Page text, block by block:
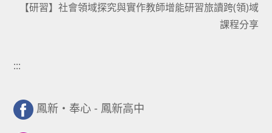
【研習】社會領域探究與實作教師增能研習旅讀跨(領)域
課程分享
:::
鳳新・奉心 - 鳳新高中